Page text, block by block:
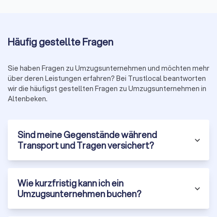
Kilometerpauschale Fernumzug: 0,50 bis 1,50 € pro
Verpackungsmaterial: 50 bis 200 €
Packservice: 100 bis 300 €
Montage/Demontage: 50 bis 150 € je Möbelstück
oder Etagen ohne Aufzug, Wochenend- und
Feiertagszuschläge, Spezialtransporte wie Klavier,
Kunstobjekte oder Tresore.
Umzugskosten-Seite . Dort finden Sie auch spezifische
Informationen zuinternationalen Umzugskosten
und weiteren
Spezialfällen.
Häufig gestellte Fragen
Sie haben Fragen zu Umzugsunternehmen und möchten mehr
über deren Leistungen erfahren? Bei Trustlocal beantworten
wir die häufigst gestellten Fragen zu Umzugsunternehmen in
Altenbeken.
Sind meine Gegenstände während
Transport und Tragen versichert?
Wie kurzfristig kann ich ein
Umzugsunternehmen buchen?